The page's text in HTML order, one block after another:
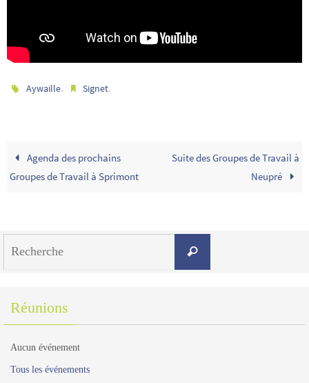
Aywaille. Signet.
Agenda des prochains
Groupes de Travail à Sprimont
Suite des Groupes de Travail à
Neupré
Recherche
Réunions
Aucun événement
Tous les événements